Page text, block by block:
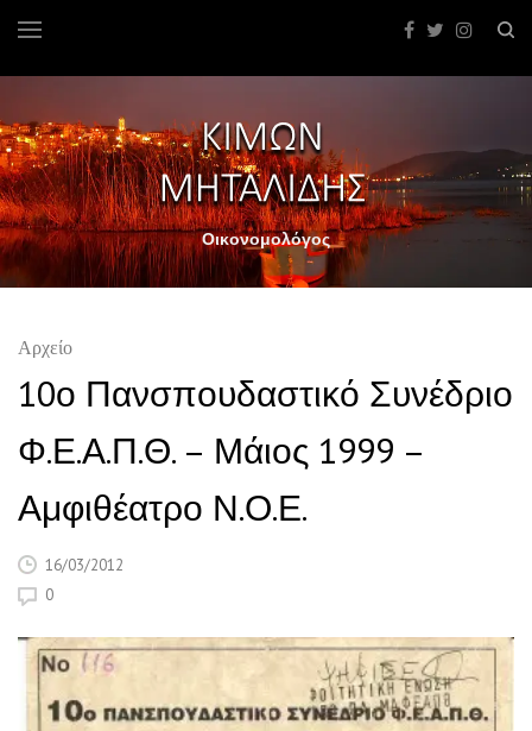
Οικονομολόγος
Αρχείο
10ο Πανσπουδαστικό Συνέδριο
Φ.Ε.Α.Π.Θ. – Μάιος 1999 –
Αμφιθέατρο Ν.Ο.Ε.
16/03/2012
0